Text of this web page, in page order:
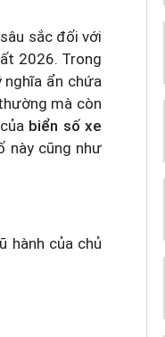
sắc đối với
2026. Trong
ẩn chứa
mà còn
biển số xe
này cũng như
hành của chủ